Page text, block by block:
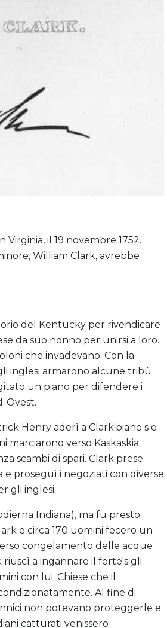
il 19 novembre 1752.
William Clark, avrebbe
del Kentucky per rivendicare
da suo nonno per unirsi a loro.
che invadevano. Con la
inglesi armarono alcune tribù
un piano per difendere i
Ovest.
Henry aderì a Clark'piano s e
marciarono verso Kaskaskia
scambi di spari. Clark prese
proseguì i negoziati con diverse
gli inglesi.
Indiana), ma fu presto
e circa 170 uomini fecero un
congelamento delle acque
riuscì a ingannare il forte's gli
con lui. Chiese che il
Al fine di
non potevano proteggerle e
catturati venissero